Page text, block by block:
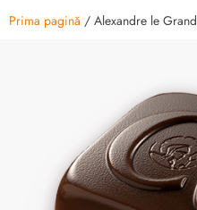
Prima pagină / Alexandre le Grand